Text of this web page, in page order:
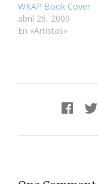
WKAP Book Cover
abril 26, 2009
En «Artistas»